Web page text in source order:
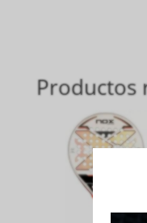
Productos